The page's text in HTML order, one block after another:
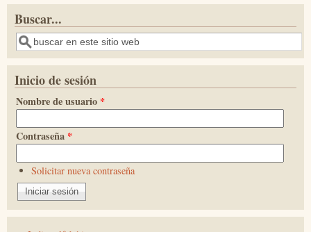
Buscar...
Buscar
Inicio de sesión
Nombre de usuario *
Contraseña *
Solicitar nueva contraseña